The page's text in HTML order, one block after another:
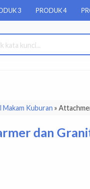
3 PRODUK 4
Makam Kuburan »
dan